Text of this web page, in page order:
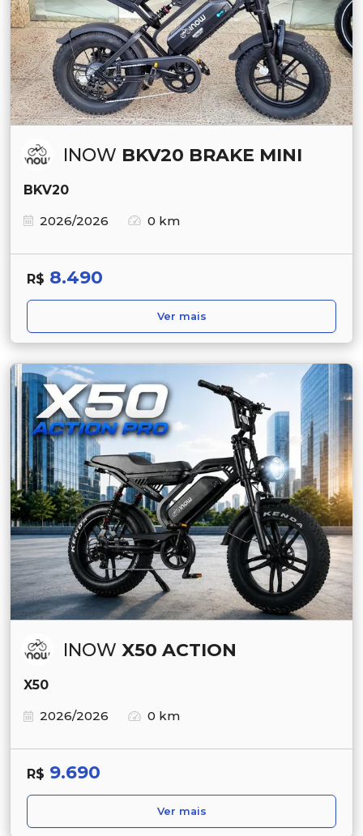
INOW BKV20 BRAKE MINI
BKV20
2026/2026
0 km
R$ 8.490
Ver mais
INOW X50 ACTION
X50
2026/2026
0 km
R$ 9.690
Ver mais